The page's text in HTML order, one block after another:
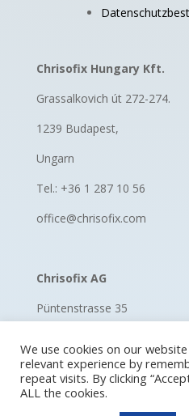
Chrisofix Hungary Kft.
Grassalkovich út 272-274.
1239 Budapest,
Ungarn
Tel.: +36 1 287 10 56
office@chrisofix.com
Chrisofix AG
Püntenstrasse 35
Schweiz
Tel.: +41 52 670 11 60
We use cookies on our
relevant experience by
repeat visits. By clicking
ALL the cookies.